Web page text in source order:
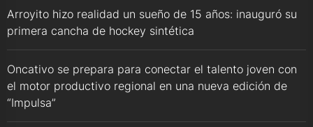
Arroyito hizo realidad un sueño de 15 años: inauguró su
primera cancha de hockey sintética
Oncativo se prepara para conectar el talento joven con
el motor productivo regional en una nueva edición de
“Impulsa”